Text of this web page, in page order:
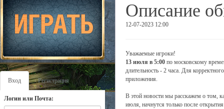
Вход Регистрация
Логин или Почта:
Описание
12-07-2023 12:00
Уважаемые игроки!
13 июля в 5:00 по московскому
длительность - 2 часа. Для
приложения.
В этой новости мы расскажем о том,
июля, начнутся только после